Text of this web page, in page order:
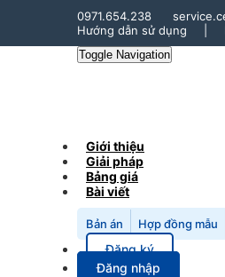
0971.654.238
Hướng dẫn sử dụng
Toggle Navigation
Giới thiệu
Giải pháp
Bảng giá
Bài viết
Bản án Hợp đồng mẫu
Đăng ký
Đăng nhập